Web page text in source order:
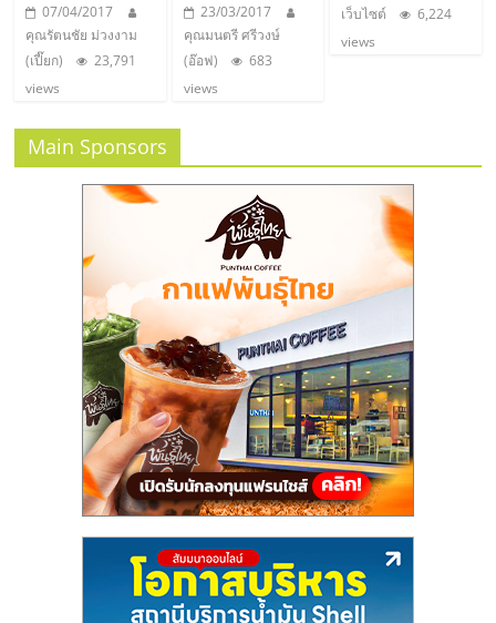
07/04/2017
คุณรัตนชัย ม่วงงาม
(เปี๊ยก)
23,791
views
23/03/2017
คุณมนตรี ศรีวงษ์
(อ๊อฟ)
683
views
เว็บไซต์
6,224
views
Main Sponsors